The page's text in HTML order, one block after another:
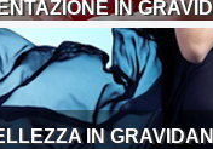
IN
IN